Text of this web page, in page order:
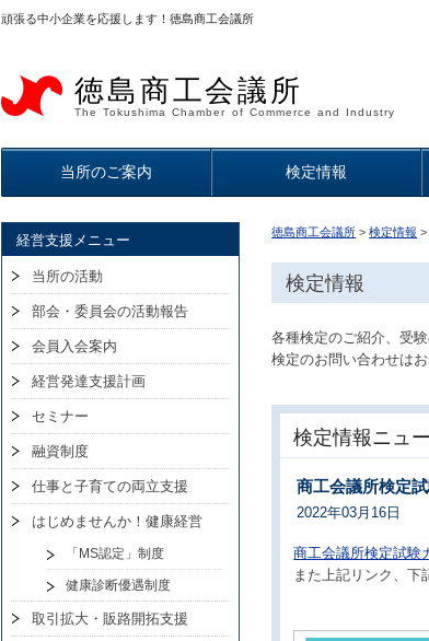
頑張る中小企業を応援します！徳島商工会議所
徳島商工会議所
The Tokushima Chamber of Commerce and Industry
当所のご案内 検定情報
徳島商工会議所 >検定情報
検定情報
各種検定のご紹介、受
検定のお問い合わせは
検定情報ニュ
商工会議所検定
2022年03月16日
商工会議所検定試験
また上記リンク、下
経営支援メニュー
当所の活動
部会・委員会の活動報告
会員入会案内
経営発達支援計画
セミナー
融資制度
仕事と子育ての両立支援
はじめませんか！健康経営
「MS認定」制度
健康診断優遇制度
取引拡大・販路開拓支援